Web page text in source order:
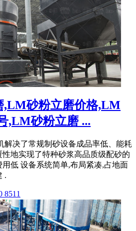
,LM砂粉立磨价格,LM
,LM砂粉立磨 ...
解决了常规制砂设备成品率低、能耗
地实现了特种砂浆高品质级配砂的
低 设备系统简单,布局紧凑,占地面
.
8511